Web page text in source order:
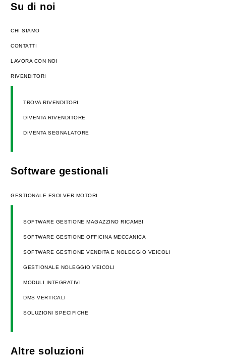
Su di noi
CHI SIAMO
CONTATTI
LAVORA CON NOI
RIVENDITORI
TROVA RIVENDITORI
DIVENTA RIVENDITORE
DIVENTA SEGNALATORE
Software gestionali
GESTIONALE ESOLVER MOTORI
SOFTWARE GESTIONE MAGAZZINO RICAMBI
SOFTWARE GESTIONE OFFICINA MECCANICA
SOFTWARE GESTIONE VENDITA E NOLEGGIO VEICOLI
GESTIONALE NOLEGGIO VEICOLI
MODULI INTEGRATIVI
DMS VERTICALI
SOLUZIONI SPECIFICHE
Altre soluzioni